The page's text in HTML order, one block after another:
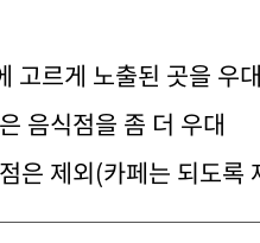
고르게 노출된 곳을 우
음식점을 좀 더 우대
은 제외(카페는 되도록